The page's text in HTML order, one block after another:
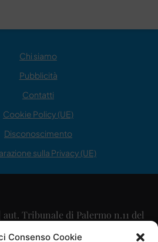
Consenso Cookie
Chi siamo
Pubblicità
Contatti
Cookie Policy (UE)
Disconoscimento
sulla Privacy (UE)
Tribunale di Palermo n.11 del
29/09/2015